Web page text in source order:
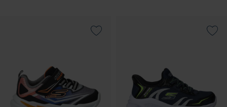
Add to Wishlist Add to